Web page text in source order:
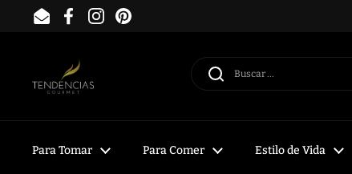
Ir al contenido
EmailFacebookInstagramPinterest
Para Tomar Para Comer Estilo de Vida